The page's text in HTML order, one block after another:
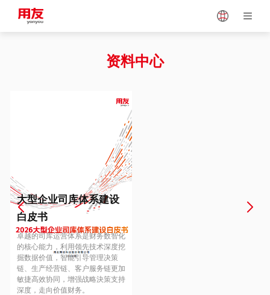
Vietnam
Europe
Hungary
Hong Kong
资料中心
大型企业司库体系建设
白皮书
卓越的司库运营体系是财务数智化
的核心能力，利用领先技术深度挖
掘数据价值，智能引导管理决策
链、生产经营链、客户服务链更加
敏捷高效协同，增强战略決策支持
深度，走向价值财务。